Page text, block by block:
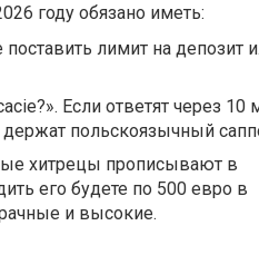
году обязано иметь:
лимит на депозит
Если ответят через 10
польскоязычный
хитрецы прописывают в
его будете по 500 евро в
и высокие.